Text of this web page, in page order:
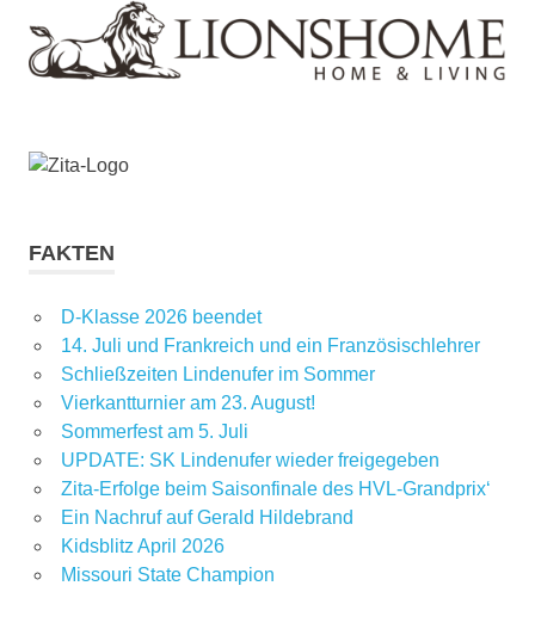
FAKTEN
D-Klasse 2026 beendet
14. Juli und Frankreich und ein Französischlehrer
Schließzeiten Lindenufer im Sommer
Vierkantturnier am 23. August!
Sommerfest am 5. Juli
UPDATE: SK Lindenufer wieder freigegeben
Zita-Erfolge beim Saisonfinale des HVL-Grandprix‘
Ein Nachruf auf Gerald Hildebrand
Kidsblitz April 2026
Missouri State Champion